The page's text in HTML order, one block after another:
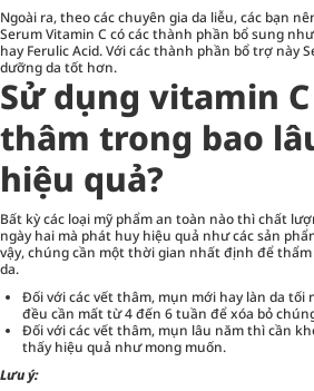
Ngoài ra, theo các chuyên gia da liễu, các bạn
Serum Vitamin C có các thành phần bổ sung
hay Ferulic Acid. Với các thành phần bổ trợ này
dưỡng da tốt hơn.
Sử dụng vitamin
thâm trong bao
hiệu quả?
Bất kỳ các loại mỹ phẩm an toàn nào thì chất
ngày hai mà phát huy hiệu quả như các sản
vậy, chúng cần một thời gian nhất định để
da.
Đối với các vết thâm, mụn mới hay làn da tối
đều cần mất từ 4 đến 6 tuần để xóa bỏ
Đối với các vết thâm, mụn lâu năm thì cần
thấy hiệu quả như mong muốn.
Lưu ý: